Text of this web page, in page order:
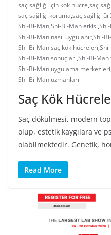
saç sağlığı için kök hücre,saç
saç sağlığı koruma,saç sağlığı
Shi-Bi-Man,Shi-Bi-Man etkisi,
Shi-Bi-Man nasıl uygulanır,Shi-
Shi-Bi-Man saç kök hücreleri,
Shi-Bi-Man sonuçları,Shi-Bi-Man
Shi-Bi-Man uygulama merkezleri,
Shi-Bi-Man uzmanları
Saç Kök
Saç dökülmesi, modern
olup, estetik kaygılara ve
olabilmektedir. Genetik,
Read More